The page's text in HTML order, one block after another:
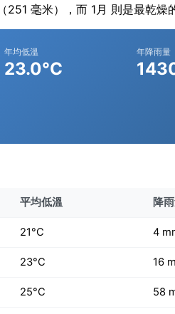
毫米），而 1月 則是最乾燥
年均低溫
23.0°C
年降雨量
平均低溫 降
21°C 4
23°C 16
25°C 58